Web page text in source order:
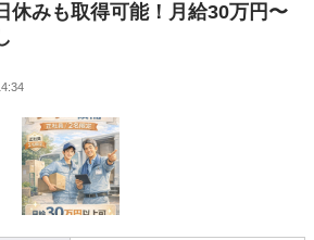
休みも取得可能！月給30万円〜